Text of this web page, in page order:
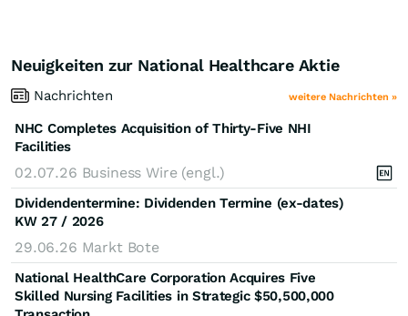
Neuigkeiten zur National Healthcare Aktie
Nachrichten weitere Nachrichten »
NHC Completes Acquisition of Thirty-Five NHI
Facilities
02.07.26 Business Wire (engl.)
Dividendentermine: Dividenden Termine (ex-dates)
KW 27 / 2026
29.06.26 Markt Bote
National HealthCare Corporation Acquires Five
Skilled Nursing Facilities in Strategic $50,500,000